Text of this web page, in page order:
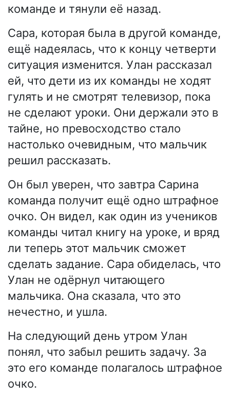
команде и тянули её назад.
Сара, которая была в другой команде,
ещё надеялась, что к концу четверти
ситуация изменится. Улан рассказал
ей, что дети из их команды не ходят
гулять и не смотрят телевизор, пока
не сделают уроки. Они держали это в
тайне, но превосходство стало
настолько очевидным, что мальчик
решил рассказать.
Он был уверен, что завтра Сарина
команда получит ещё одно штрафное
очко. Он видел, как один из учеников
команды читал книгу на уроке, и вряд
ли теперь этот мальчик сможет
сделать задание. Сара обиделась, что
Улан не одёрнул читающего
мальчика. Она сказала, что это
нечестно, и ушла.
На следующий день утром Улан
понял, что забыл решить задачу. За
это его команде полагалось штрафное
очко.